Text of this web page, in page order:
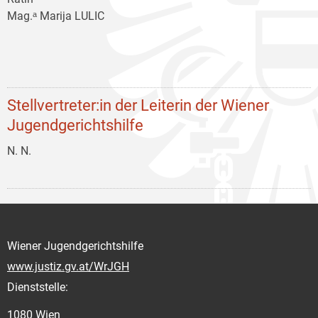
Mag.ᵃ Marija LULIC
Stellvertreter:in der Leiterin der Wiener
Jugendgerichtshilfe
N. N.
Wiener Jugendgerichtshilfe
www.justiz.gv.at/WrJGH
Dienststelle:
1080 Wien